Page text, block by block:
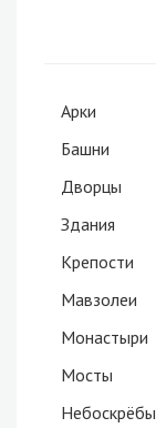
Арки
Башни
Дворцы
Здания
Крепости
Мавзолеи
Монастыри
Мосты
Небоскрёбы